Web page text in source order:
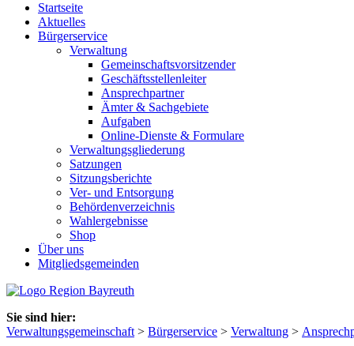
Startseite
Aktuelles
Bürgerservice
Verwaltung
Gemeinschaftsvorsitzender
Geschäftsstellenleiter
Ansprechpartner
Ämter & Sachgebiete
Aufgaben
Online-Dienste & Formulare
Verwaltungsgliederung
Satzungen
Sitzungsberichte
Ver- und Entsorgung
Behördenverzeichnis
Wahlergebnisse
Shop
Über uns
Mitgliedsgemeinden
Sie sind hier:
Verwaltungsgemeinschaft > Bürgerservice > Verwaltung >